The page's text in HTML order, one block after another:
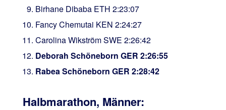
Birhane Dibaba ETH 2:23:07
Fancy Chemutai KEN 2:24:27
Carolina Wikström SWE 2:26:42
Deborah Schöneborn GER 2:26:55
Rabea Schöneborn GER 2:28:42
Halbmarathon, Männer: